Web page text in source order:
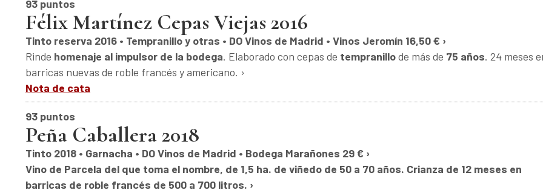
93 puntos
Félix Martínez Cepas Viejas 2016
Tinto reserva 2016 • Tempranillo y otras • DO Vinos de Madrid • Vinos Jeromín 16,50 € ›
Rinde homenaje al impulsor de la bodega. Elaborado con cepas de tempranillode más de 75 años. 24 meses
barricas nuevas de roble francés y americano. ›
Nota de cata
93 puntos
Peña Caballera 2018
Tinto 2018 • Garnacha • DO Vinos de Madrid • Bodega Marañones 29 € ›
Vino de Parcela del que toma el nombre, de 1,5 ha. de viñedo de 50 a 70 años. Crianza de 12 meses en
barricas de roble francés de 500 a 700 litros. ›